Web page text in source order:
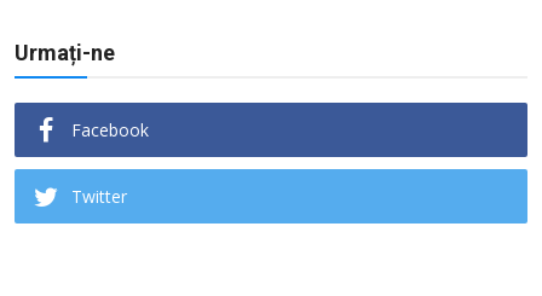
Urmați-ne
Facebook
Twitter